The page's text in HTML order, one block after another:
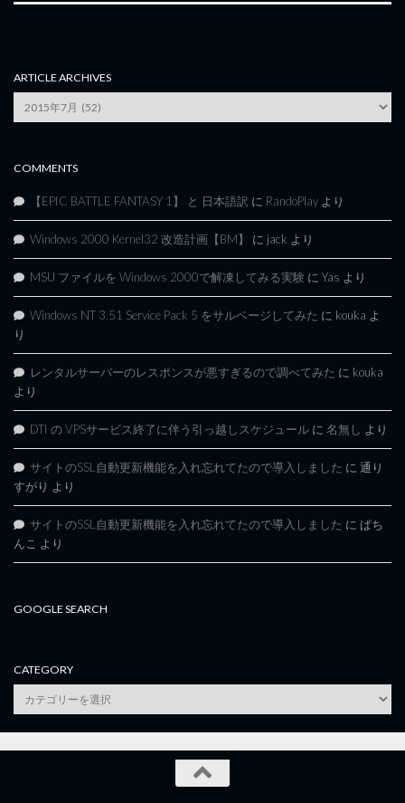
ARTICLE ARCHIVES
Article
Archives
COMMENTS
【EPIC BATTLE FANTASY 1】 と 日本語訳 に RandoPlay より
Windows 2000 Kernel32 改造計画【BM】 に jack より
MSU ファイルを Windows 2000で解凍してみる実験 に Yas より
Windows NT 3.51 Service Pack 5 をサルベージしてみた に kouka よ
り
レンタルサーバーのレスポンスが悪すぎるので調べてみた に kouka
より
DTI の VPSサービス終了に伴う引っ越しスケジュール に 名無し より
サイトのSSL自動更新機能を入れ忘れてたので導入しました に 通り
すがり より
サイトのSSL自動更新機能を入れ忘れてたので導入しました に ぱち
んこ より
GOOGLE SEARCH
CATEGORY
category